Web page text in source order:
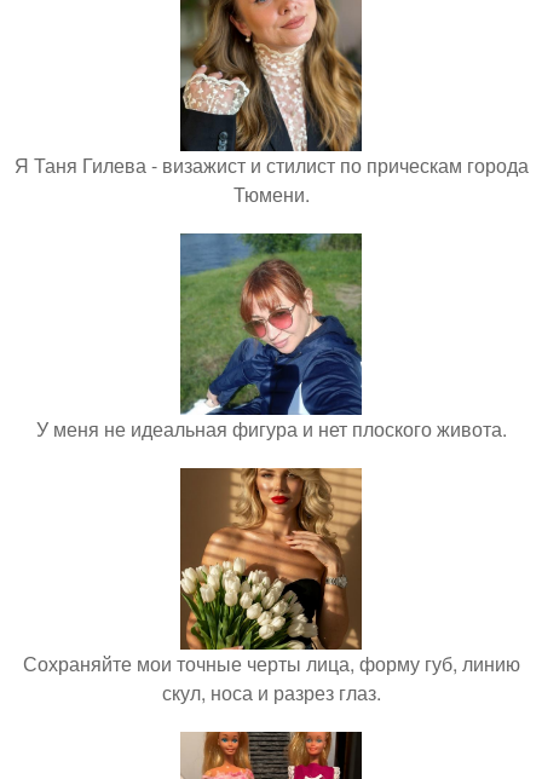
Я Таня Гилева - визажист и стилист по прическам города
Тюмени.
У меня не идеальная фигура и нет плоского живота.
Сохраняйте мои точные черты лица, форму губ, линию
скул, носа и разрез глаз.